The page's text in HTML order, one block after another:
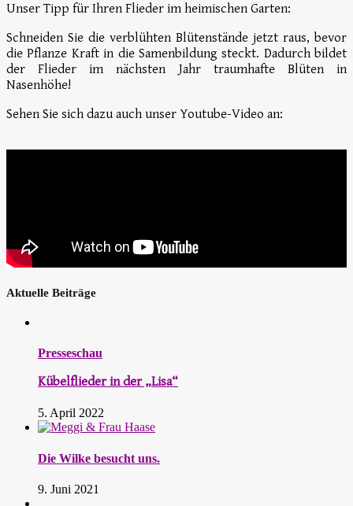
Unser Tipp für Ihren Flieder im heimischen Garten:
Schneiden Sie die verblühten Blütenstände jetzt raus, bevor
die Pflanze Kraft in die Samenbildung steckt. Dadurch bildet
der Flieder im nächsten Jahr traumhafte Blüten in
Nasenhöhe!
Sehen Sie sich dazu auch unser Youtube-Video an:
Aktuelle Beiträge
Presseschau
Kübelflieder in der „Lisa“
5. April 2022
Die Wilke besucht uns.
9. Juni 2021